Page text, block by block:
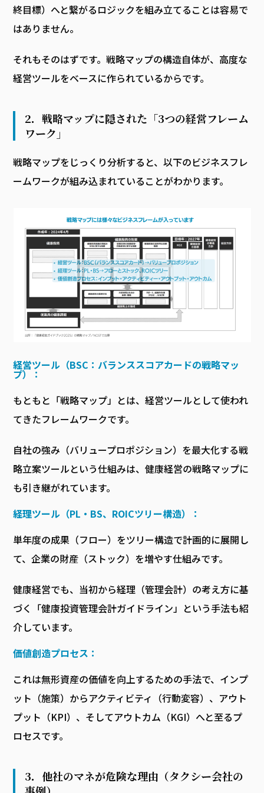
終目標）へと繋がるロジックを組み立てることは容易で
はありません。
それもそのはずです。戦略マップの構造自体が、高度な
経営ツールをベースに作られているからです。
2．戦略マップに隠された「3つの経営フレーム
ワーク」
戦略マップをじっくり分析すると、以下のビジネスフレ
ームワークが組み込まれていることがわかります。
経営ツール（BSC：バランススコアカードの戦略マッ
プ）：
もともと「戦略マップ」とは、経営ツールとして使われ
てきたフレームワークです。
自社の強み（バリュープロポジション）を最大化する戦
略立案ツールという仕組みは、健康経営の戦略マップに
も引き継がれています。
経理ツール（PL・BS、ROICツリー構造）：
単年度の成果（フロー）をツリー構造で計画的に展開し
て、企業の財産（ストック）を増やす仕組みです。
健康経営でも、当初から経理（管理会計）の考え方に基
づく「健康投資管理会計ガイドライン」という手法も紹
介しています。
価値創造プロセス：
これは無形資産の価値を向上するための手法で、インプ
ット（施策）からアクティビティ（行動変容）、アウト
プット（KPI）、そしてアウトカム（KGI）へと至るプ
ロセスです。
3．他社のマネが危険な理由（タクシー会社の